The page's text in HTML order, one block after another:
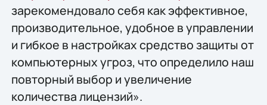
зарекомендовало себя как эффективное,
производительное, удобное в управлении
и гибкое в настройках средство защиты от
компьютерных угроз, что определило наш
повторный выбор и увеличение
количества лицензий».